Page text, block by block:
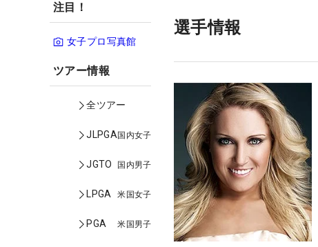
注目！
女子プロ写真館
ツアー情報
全ツアー
JLPGA国内女子
JGTO 国内男子
LPGA 米国女子
PGA 米国男子
選手情報